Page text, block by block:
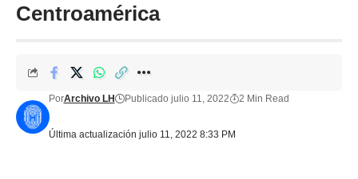
Centroamérica
Última actualización julio 11, 2022 8:33 PM
PorArchivo LH Publicado julio 11, 2022 2 Min Read